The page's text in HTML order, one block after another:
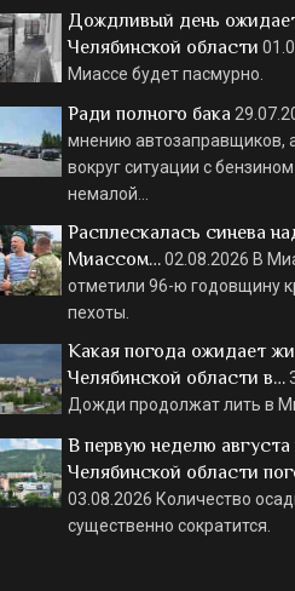
Дождливый день
Челябинской области
Миассе будет пасмурно.
Ради полного бака
мнению автозаправщиков,
вокруг ситуации с
немалой…
Расплескалась синева
Миассом…02.08.2026 В
отметили 96-ю годовщину
пехоты.
Какая погода ожидает
Челябинской области в…
Дожди продолжат лить в
В первую неделю августа
Челябинской области
03.08.2026 Количество
существенно сократится.